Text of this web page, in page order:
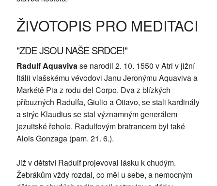
ŽIVOTOPIS PRO MEDITACI
"ZDE JSOU NAŠE SRDCE!"
Radulf Aquavivase narodil 2. 10. 1550 v Atri v jižní
Itálii vlašskému vévodovi Janu Jeronýmu Aquaviva a
Markétě Pia z rodu del Corpo. Dva z blízkých
příbuzných Radulfa, Giulio a Ottavo, se stali kardinály
a strýc Klaudius se stal významným generálem
jezuitské řehole. Radulfovým bratrancem byl také
Alois Gonzaga (pam. 21. 6.).
Již v dětství Radulf projevoval lásku k chudým.
Žebrákům vždy rozdal, co měl u sebe, a nemocným